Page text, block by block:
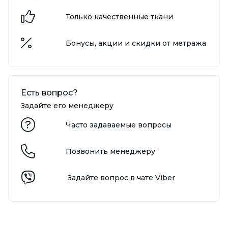
Только качественные ткани
Бонусы, акции и скидки от метража
Есть вопрос?
Задайте его менеджеру
Часто задаваемые вопросы
Позвонить менеджеру
Задайте вопрос в чате Viber